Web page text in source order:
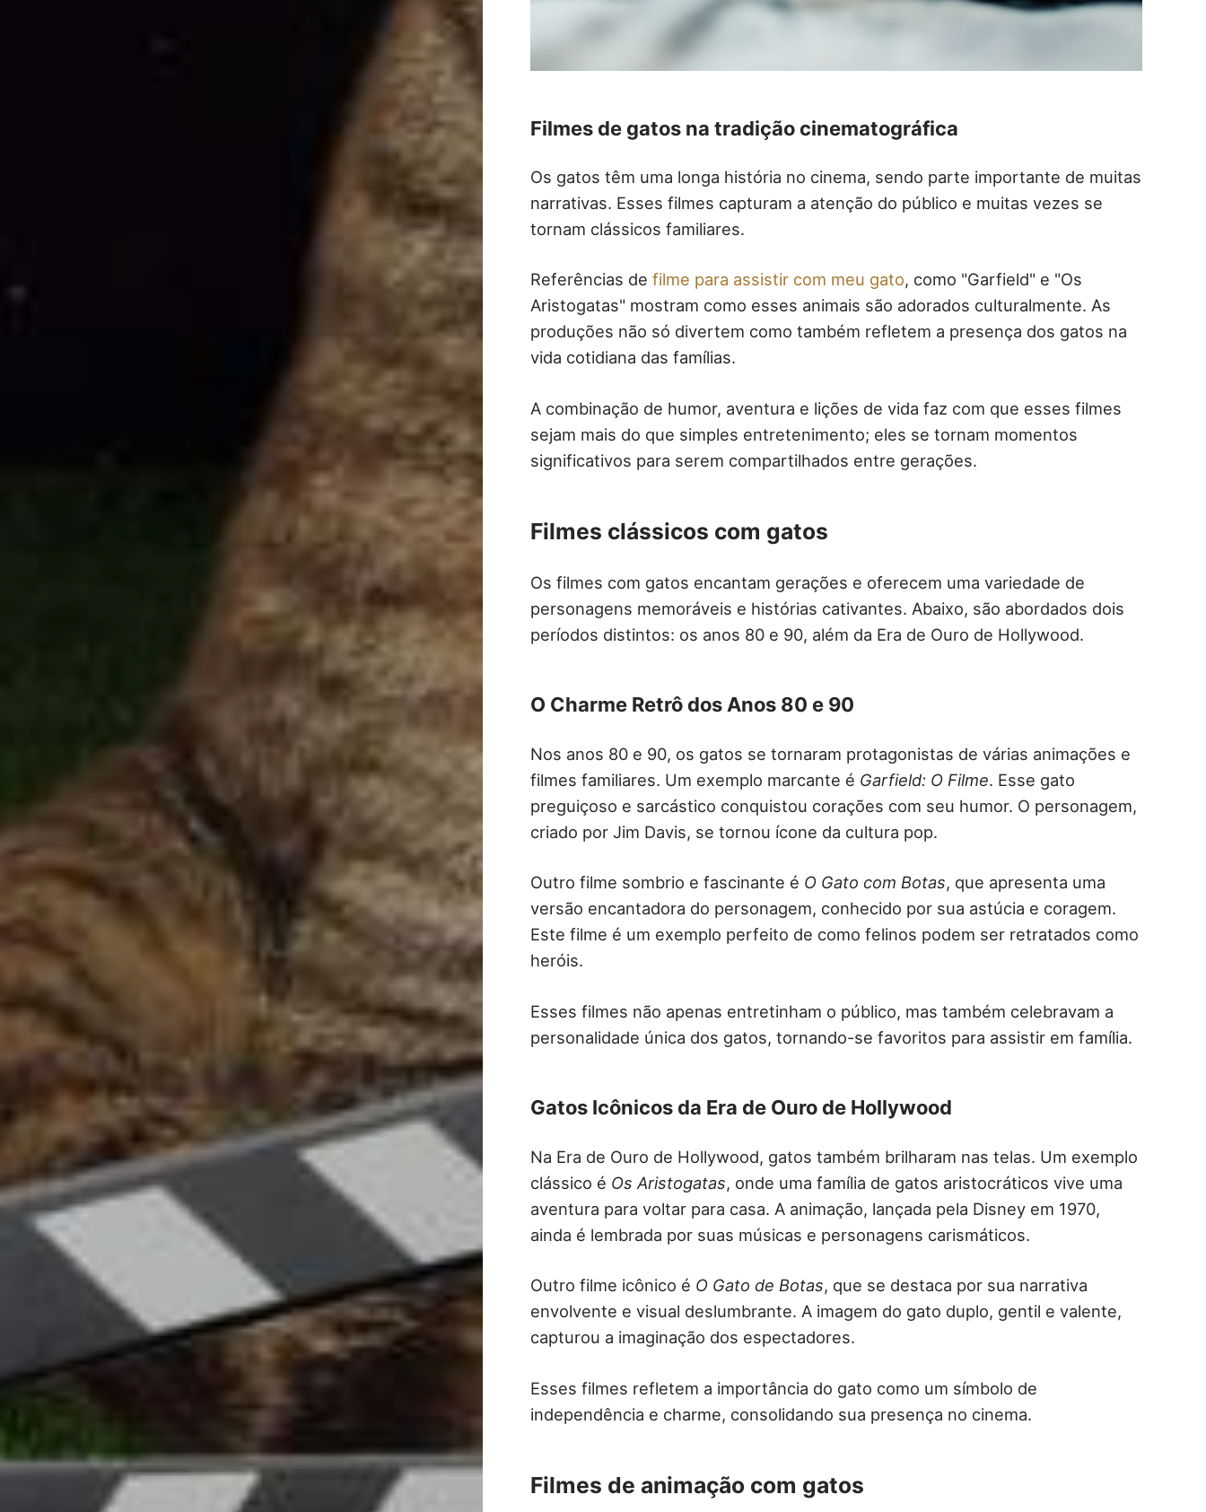
Filmes de gatos na tradição cinematográfica
Os gatos têm uma longa história no cinema, sendo parte importante de muitas
narrativas. Esses filmes capturam a atenção do público e muitas vezes se
tornam clássicos familiares.
Referências defilme para assistir com meu gato, como "Garfield" e "Os
Aristogatas" mostram como esses animais são adorados culturalmente. As
produções não só divertem como também refletem a presença dos gatos na
vida cotidiana das famílias.
A combinação de humor, aventura e lições de vida faz com que esses filmes
sejam mais do que simples entretenimento; eles se tornam momentos
significativos para serem compartilhados entre gerações.
Filmes clássicos com gatos
Os filmes com gatos encantam gerações e oferecem uma variedade de
personagens memoráveis e histórias cativantes. Abaixo, são abordados dois
períodos distintos: os anos 80 e 90, além da Era de Ouro de Hollywood.
O Charme Retrô dos Anos 80 e 90
Nos anos 80 e 90, os gatos se tornaram protagonistas de várias animações e
filmes familiares. Um exemplo marcante é Garfield: O Filme. Esse gato
preguiçoso e sarcástico conquistou corações com seu humor. O personagem,
criado por Jim Davis, se tornou ícone da cultura pop.
Outro filme sombrio e fascinante é O Gato com Botas, que apresenta uma
versão encantadora do personagem, conhecido por sua astúcia e coragem.
Este filme é um exemplo perfeito de como felinos podem ser retratados como
heróis.
Esses filmes não apenas entretinham o público, mas também celebravam a
personalidade única dos gatos, tornando-se favoritos para assistir em família.
Gatos Icônicos da Era de Ouro de Hollywood
Na Era de Ouro de Hollywood, gatos também brilharam nas telas. Um exemplo
clássico é Os Aristogatas, onde uma família de gatos aristocráticos vive uma
aventura para voltar para casa. A animação, lançada pela Disney em 1970,
ainda é lembrada por suas músicas e personagens carismáticos.
Outro filme icônico é O Gato de Botas, que se destaca por sua narrativa
envolvente e visual deslumbrante. A imagem do gato duplo, gentil e valente,
capturou a imaginação dos espectadores.
Esses filmes refletem a importância do gato como um símbolo de
independência e charme, consolidando sua presença no cinema.
Filmes de animação com gatos